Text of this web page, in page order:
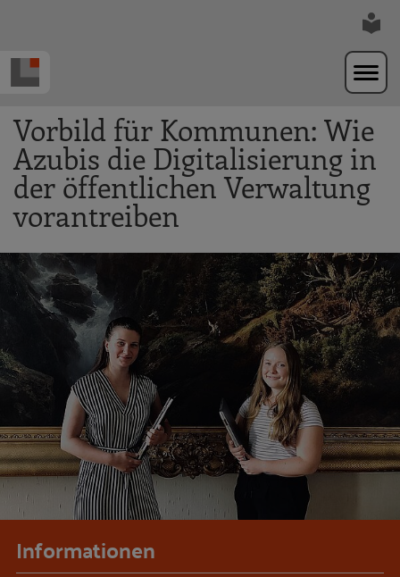
Vorbild für Kommunen: Wie
Azubis die Digitalisierung in
der öffentlichen Verwaltung
vorantreiben
Informationen